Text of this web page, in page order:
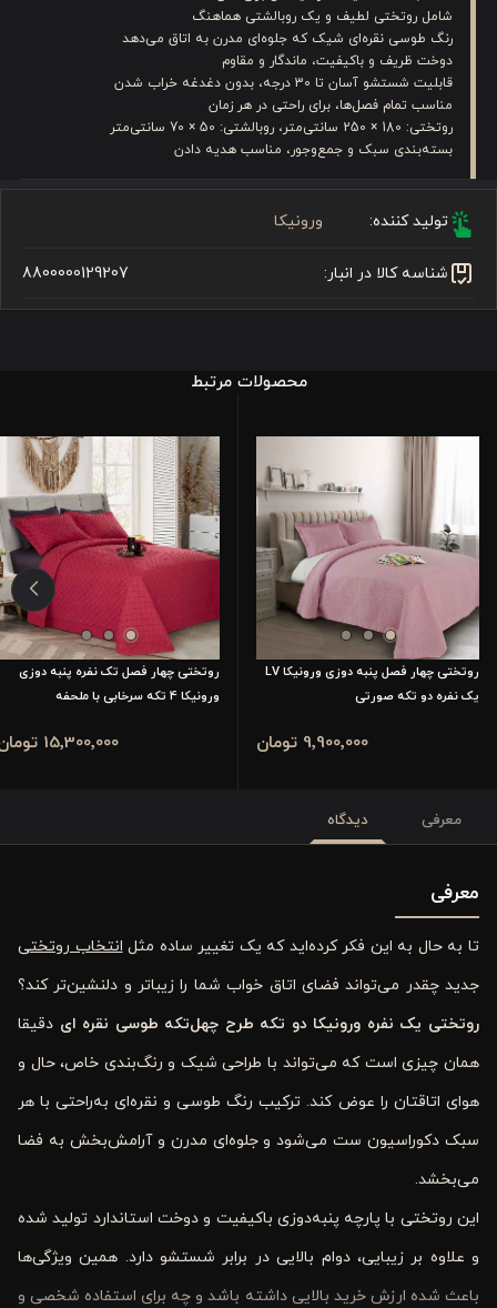
شامل روتختی لطیف و یک روبالشتی هماهنگ
رنگ طوسی نقره‌ای شیک که جلوه‌ای مدرن به اتاق می‌دهد
دوخت ظریف و باکیفیت، ماندگار و مقاوم
قابلیت شستشو آسان تا 30 درجه، بدون دغدغه خراب شدن
مناسب تمام فصل‌ها، برای راحتی در هر زمان
روتختی: 180 × 250 سانتی‌متر، روبالشتی: 50 × 70 سانتی‌متر
بسته‌بندی سبک و جمع‌وجور، مناسب هدیه دادن
تولید کننده: ورونیکا
شناسه کالا در انبار: 8800000129207
محصولات مرتبط
روتختی چهار فصل پنبه دوزی ورونیکا LV
یک نفره دو تکه صورتی
9٬900٬000 تومان
روتختی چهار فصل تک نفره پنبه دوزی
ورونیکا 4 تکه سرخابی با ملحفه
15٬300٬000 تومان
معرفی دیدگاه
معرفی
تا به حال به این فکر کرده‌اید که یک تغییر ساده مثل انتخاب روتختی
جدید چقدر می‌تواند فضای اتاق خواب شما را زیباتر و دلنشین‌تر کند؟
روتختی یک نفره ورونیکا دو تکه طرح چهل‌تکه طوسی نقره ‌ای دقیقا
همان چیزی است که می‌تواند با طراحی شیک و رنگ‌بندی خاص، حال و
هوای اتاقتان را عوض کند. ترکیب رنگ طوسی و نقره‌ای به‌راحتی با هر
سبک دکوراسیون ست می‌شود و جلوه‌ای مدرن و آرامش‌بخش به فضا
می‌بخشد.
این روتختی با پارچه پنبه‌دوزی باکیفیت و دوخت استاندارد تولید شده
و علاوه بر زیبایی، دوام بالایی در برابر شستشو دارد. همین ویژگی‌ها
باعث شده ارزش خرید بالایی داشته باشد و چه برای استفاده شخصی و